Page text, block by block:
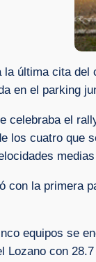
la última cita
en el parking
celebraba el
los cuatro que
con la primera
equipos se
Lozano con